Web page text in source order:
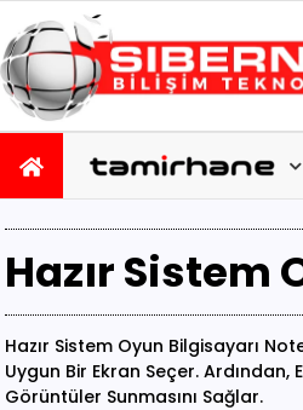
Hazır Sistem
Hazır Sistem Oyun Bilgisayarı
Uygun Bir Ekran Seçer. Ardından,
Görüntüler Sunmasını Sağlar.